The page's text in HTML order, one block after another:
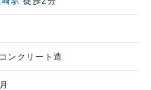
ンクリート造